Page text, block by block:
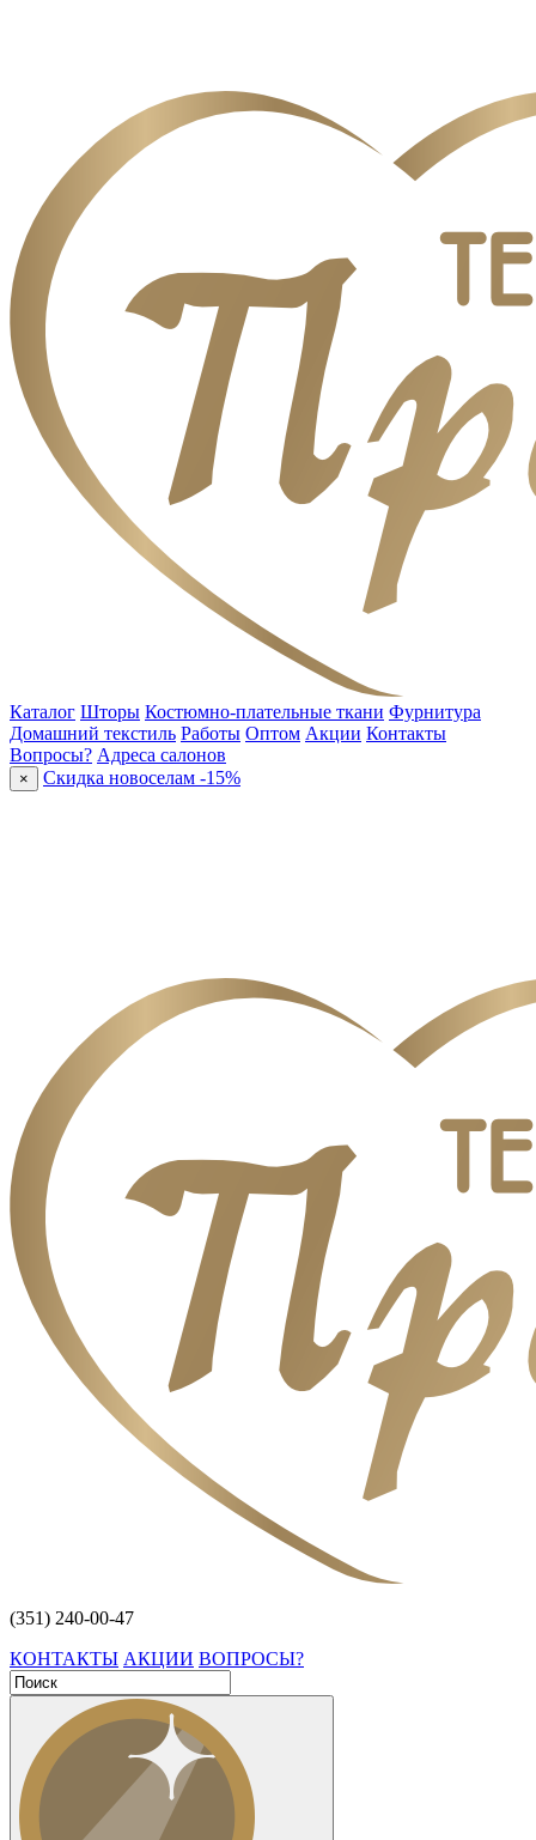
Каталог Шторы Костюмно-плательные ткани Фурнитура
Домашний текстиль Работы Оптом Акции Контакты
Вопросы? Адреса салонов
× Скидка новоселам -15%
(351) 240-00-47
КОНТАКТЫ АКЦИИ ВОПРОСЫ?